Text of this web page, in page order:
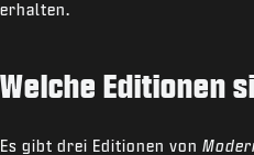
erhalten.
Welche Editionen
Es gibt drei Editionen von